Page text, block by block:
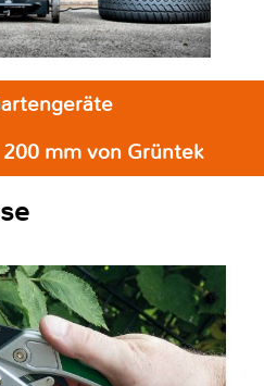
mm von Grüntek